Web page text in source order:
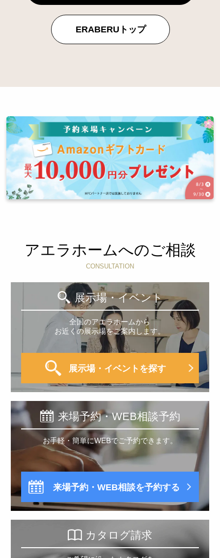
ERABERUトップ
アエラホームへのご相談
CONSULTATION
展示場・イベント
全国のアエラホームから
お近くの展示場をご案内します。
展示場・イベントを探す
来場予約・WEB相談予約
お手軽・簡単にWEBでご予約できます。
来場予約・WEB相談を予約する
カタログ請求